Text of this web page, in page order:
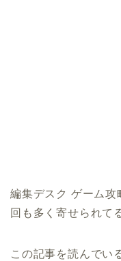
編集デスク ゲーム攻
回も多く寄せられて
この記事を読んでい